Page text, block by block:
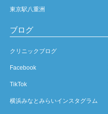
東京駅八重洲
ブログ
クリニックブログ
Facebook
TikTok
横浜みなとみらいインスタグラム